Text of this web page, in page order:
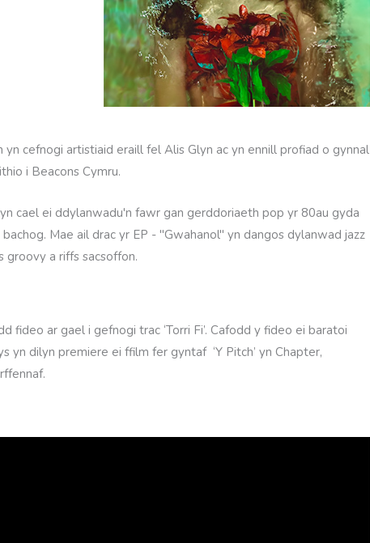
yn cefnogi artistiaid eraill fel Alis Glyn ac yn ennill profiad o gynnal
i Beacons Cymru.
cael ei ddylanwadu'n fawr gan gerddoriaeth pop yr 80au gyda
Mae ail drac yr EP - "Gwahanol" yn dangos dylanwad jazz
groovy a riffs sacsoffon.
fideo ar gael i gefnogi trac ‘Torri Fi’. Cafodd y fideo ei baratoi
yn dilyn premiere ei ffilm fer gyntaf ‘Y Pitch’ yn Chapter,